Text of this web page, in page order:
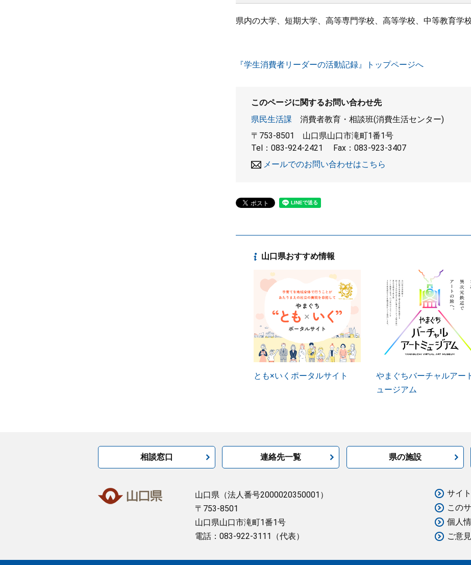
県内の大学、短期大学、高等専門学校、高等学校、中等教育学
『学生消費者リーダーの活動記録』トップページへ
このページに関するお問い合わせ先
県民生活課
消費者教育・相談班(消費生活センター)
〒753-8501
山口県山口市滝町1番1号
Tel：083-924-2421
Fax：083-923-3407
メールでのお問い合わせはこちら
山口県おすすめ情報
とも×いくポータルサイト
やまぐちバーチャルアー
ュージアム
相談窓口 連絡先一覧 県の施設
山口県 （法人番号2000020350001）
〒753-8501
山口県山口市滝町1番1号
電話：083-922-3111（代表）
サイ
この
個人
ご意